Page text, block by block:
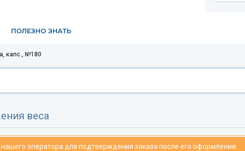
ПОЛЕЗНО ЗНАТЬ
капс., №180
веса
оператора для подтверждения заказа после его оформления.